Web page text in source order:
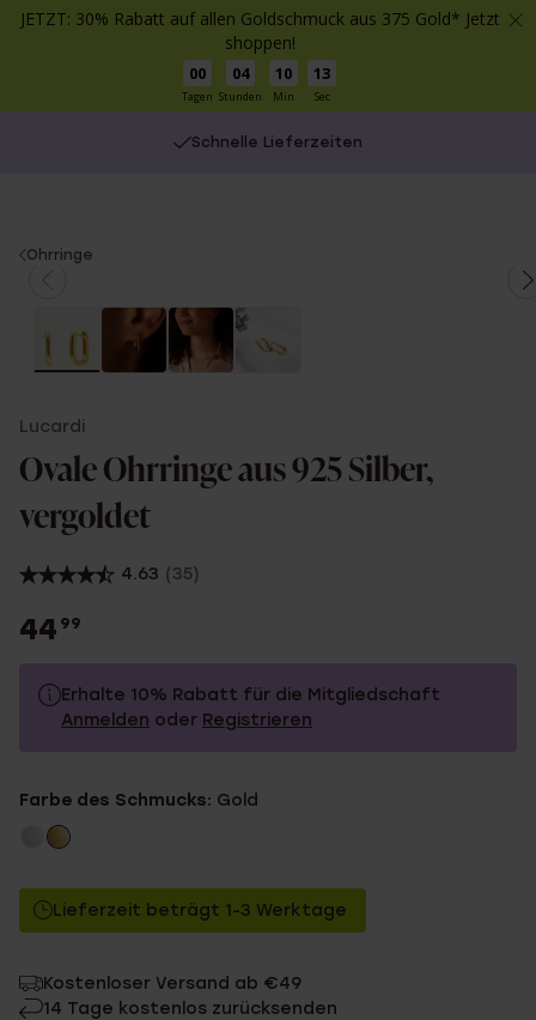
JETZT: 30% Rabatt auf allen Goldschmuck aus 375 Gold* Jetzt
shoppen!
00
Tagen
04
Stunden
10
Min
12
Sec
Schnelle Lieferzeiten
You
Ohrringe
Lucardi
Ovale Ohrringe aus 925 Silber,
vergoldet
4.63 (35)
44 99
Erhalte 10% Rabatt für die Mitgliedschaft
Anmelden oder Registrieren
Ohne Mitgliederrabatt
Farbe des Schmucks: Gold
Lieferzeit beträgt 1-3 Werktage
Kostenloser Versand ab €49
14 Tage kostenlos zurücksenden